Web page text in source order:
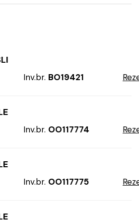
Inv.br. BO19421
Inv.br. OO117774
Inv.br. OO117775